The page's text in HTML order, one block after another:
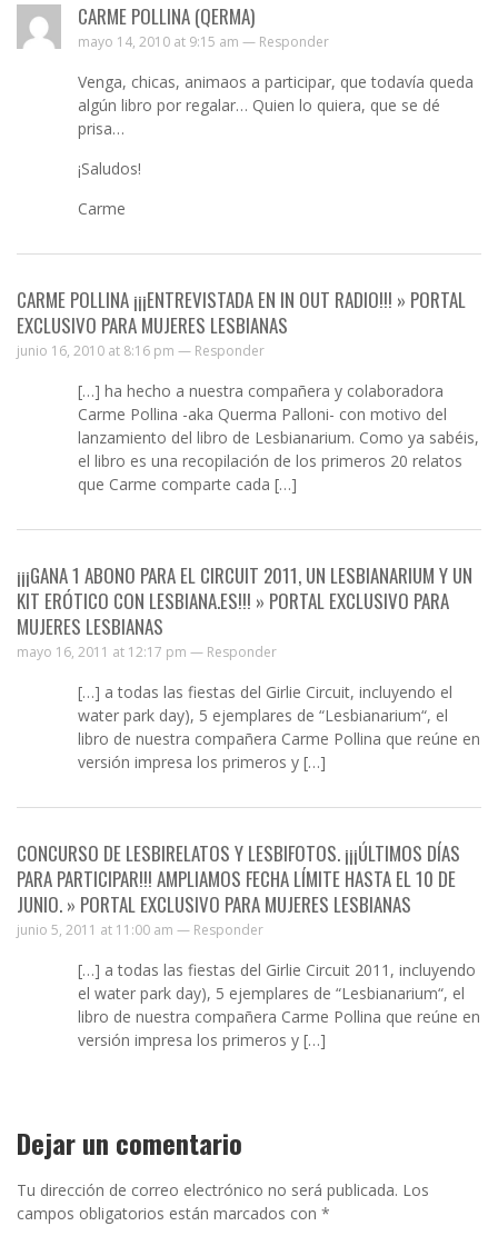
CARME POLLINA (QERMA)
mayo 14, 2010 at 9:15 am — Responder
Venga, chicas, animaos a participar, que todavía queda
algún libro por regalar… Quien lo quiera, que se dé
prisa…
¡Saludos!
Carme
CARME POLLINA ¡¡¡ENTREVISTADA EN IN OUT RADIO!!! » PORTAL
EXCLUSIVO PARA MUJERES LESBIANAS
junio 16, 2010 at 8:16 pm — Responder
[…] ha hecho a nuestra compañera y colaboradora
Carme Pollina -aka Querma Palloni- con motivo del
lanzamiento del libro de Lesbianarium. Como ya sabéis,
el libro es una recopilación de los primeros 20 relatos
que Carme comparte cada […]
¡¡¡GANA 1 ABONO PARA EL CIRCUIT 2011, UN LESBIANARIUM Y UN
KIT ERÓTICO CON LESBIANA.ES!!! » PORTAL EXCLUSIVO PARA
MUJERES LESBIANAS
mayo 16, 2011 at 12:17 pm — Responder
[…] a todas las fiestas del Girlie Circuit, incluyendo el
water park day), 5 ejemplares de “Lesbianarium“, el
libro de nuestra compañera Carme Pollina que reúne en
versión impresa los primeros y […]
CONCURSO DE LESBIRELATOS Y LESBIFOTOS. ¡¡¡ÚLTIMOS DÍAS
PARA PARTICIPAR!!! AMPLIAMOS FECHA LÍMITE HASTA EL 10 DE
JUNIO. » PORTAL EXCLUSIVO PARA MUJERES LESBIANAS
junio 5, 2011 at 11:00 am — Responder
[…] a todas las fiestas del Girlie Circuit 2011, incluyendo
el water park day), 5 ejemplares de “Lesbianarium“, el
libro de nuestra compañera Carme Pollina que reúne en
versión impresa los primeros y […]
Dejar un comentario
Tu dirección de correo electrónico no será publicada. Los
campos obligatorios están marcados con *